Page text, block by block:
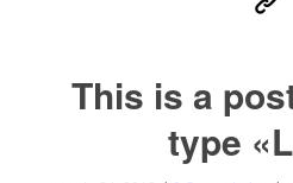
This is a
type